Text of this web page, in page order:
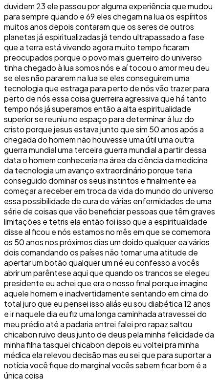
duvidem 23 ele passou por alguma experiência que mudou
para sempre quando e 69 eles chegam na lua os espíritos
muitos anos depois contaram que os seres de outros
planetas já espiritualizadas já tendo ultrapassado a fase
que a terra está vivendo agora muito tempo ficaram
preocupados porque o povo mais guerreiro do universo
tinha chegado à lua somos nós e aí tocou o amor meu deu
se eles não pararem na lua se eles conseguirem uma
tecnologia que estraga para perto de nós vão trazer para
perto de nós essa coisa guerreira agressiva que há tanto
tempo nós já superamos então a alta espiritualidade
superior se reuniu no espaço para determinar à luz do
cristo porque jesus estava junto que sim 50 anos após a
chegada do homem não houvesse uma útil uma outra
guerra mundial uma terceira guerra mundial a partir dessa
data o homem conheceria na área da ciência da medicina
da tecnologia um avanço extraordinário porque teria
conseguido dominar os seus instintos e finalmente ea
começar a receber em troca da vida do mundo do universo
essa possibilidade de cura de várias enfermidades de uma
série de coisas que vão beneficiar pessoas que têm graves
limitações e tetris ela então foi isso que a espiritualidade
disse al ficou e nós estamos no mês em que se comemora
os 50 anos nos próximos dias um doido qualquer ea vários
dois comandando os países não tomar uma atitude de
apertar um botão qualquer um né eu confesso a vocês
abrir um parêntese aqui que quando os trancos se elegeu
presidente eu achei que era o nosso final porque imagine
aquele homem e inadvertidamente sentando em cima do
total juro que eu pensei isso aliás eu sou diabética 12 anos
e ir naquele dia eu fiz uma longa caminhada atravessei do
meu prédio até a padaria entrei falei pro rapaz saltou
chicabon ruivo deus junto de deus pela minha felicidade da
minha filha tasquei chicabon depois eu voltei pra minha
médica ela relevou decisão mas eu sei que para suportar a
notícia você fique do marginal vocês sabem ficar bom é a
única coisa